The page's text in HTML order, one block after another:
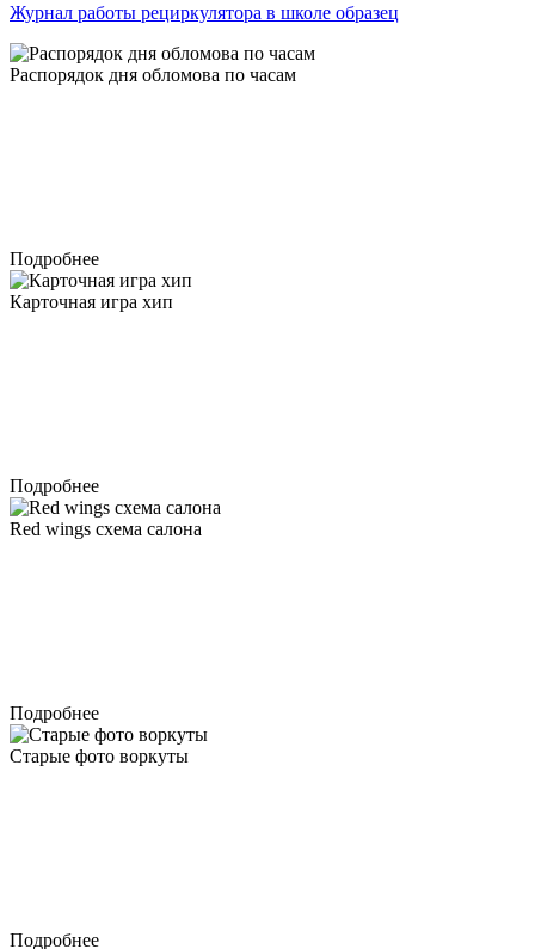
Журнал работы рециркулятора в школе образец
Распорядок дня обломова по часам
Подробнее
Карточная игра хип
Подробнее
Red wings схема салона
Подробнее
Старые фото воркуты
Подробнее